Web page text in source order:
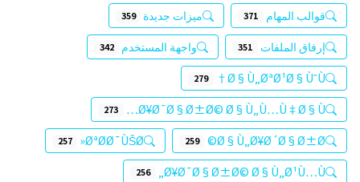
قوالب المهام 371 ميزات جديدة 359
إرفاق الملفات 351 واجهة المستخدم 342
Ø§Ù„ØªØ¹Ø§ÙˆÙ†
279
Ø¥Ø¯Ø§Ø±Ø© Ø§Ù„Ù…Ù‡Ø§Ù…
273
Ø§Ù„Ø¥Ø´Ø§Ø±Ø©
259
ØªØ­Ø¯ÙŠØ«
257
Ø¥Ø¯Ø§Ø±Ø© Ø§Ù„Ø¹Ù…Ù„
256